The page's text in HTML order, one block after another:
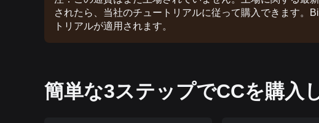
されたら、当社のチュートリアルに従って購入できます。
トリアルが適用されます。
簡単な3ステップでCCを購入